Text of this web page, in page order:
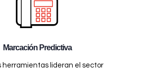
Marcación Predictiva
herramientas lideran el sector